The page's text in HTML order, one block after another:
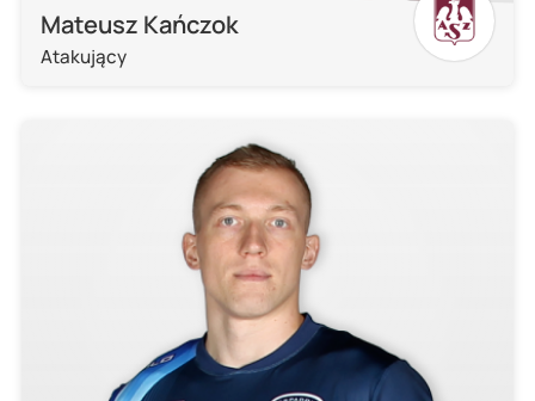
Mateusz Kańczok
Atakujący